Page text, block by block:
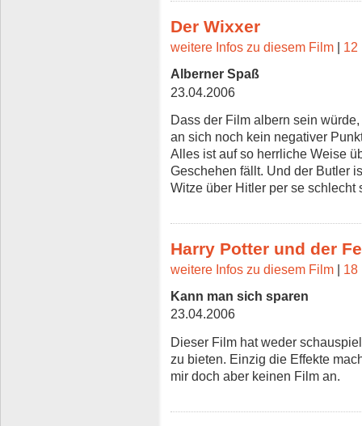
Der Wixxer
weitere Infos zu diesem Film | 12
Alberner Spaß
23.04.2006
Dass der Film albern sein
an sich noch kein negativer
Alles ist auf so herrliche Weise
Geschehen fällt. Und der Butler
Witze über Hitler per se schlecht
Harry Potter und der
weitere Infos zu diesem Film | 18
Kann man sich sparen
23.04.2006
Dieser Film hat weder
zu bieten. Einzig die Effekte
mir doch aber keinen Film an.